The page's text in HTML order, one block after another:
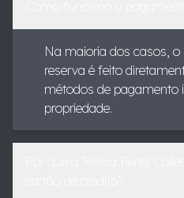
Na maioria dos casos,
reserva é feito
métodos de pagamento
propriedade.